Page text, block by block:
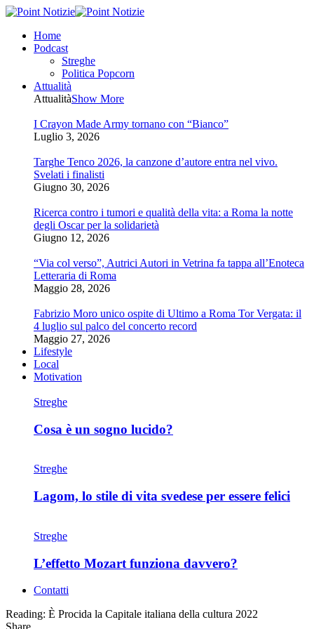
Home
Podcast
Streghe
Politica Popcorn
Attualità
AttualitàShow More
I Crayon Made Army tornano con “Bianco”
Luglio 3, 2026
Targhe Tenco 2026, la canzone d’autore entra nel vivo.
Svelati i finalisti
Giugno 30, 2026
Ricerca contro i tumori e qualità della vita: a Roma la notte
degli Oscar per la solidarietà
Giugno 12, 2026
“Via col verso”, Autrici Autori in Vetrina fa tappa all’Enoteca
Letteraria di Roma
Maggio 28, 2026
Fabrizio Moro unico ospite di Ultimo a Roma Tor Vergata: il
4 luglio sul palco del concerto record
Maggio 27, 2026
Lifestyle
Local
Motivation
Streghe
Cosa è un sogno lucido?
Streghe
Lagom, lo stile di vita svedese per essere felici
Streghe
L’effetto Mozart funziona davvero?
Contatti
Reading: È Procida la Capitale italiana della cultura 2022